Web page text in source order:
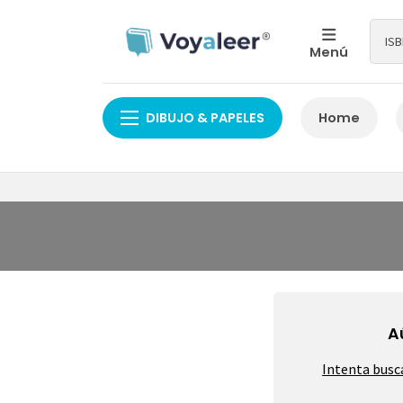
Menú
DIBUJO & PAPELES Home
Intenta